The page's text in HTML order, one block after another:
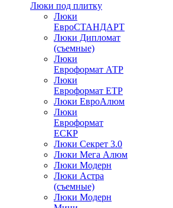
Люки под плитку
Люки
ЕвроСТАНДАРТ
Люки Дипломат
(съемные)
Люки
Евроформат АТР
Люки
Евроформат ЕТР
Люки ЕвроАлюм
Люки
Евроформат
ЕСКР
Люки Секрет 3.0
Люки Мега Алюм
Люки Модерн
Люки Астра
(съемные)
Люки Модерн